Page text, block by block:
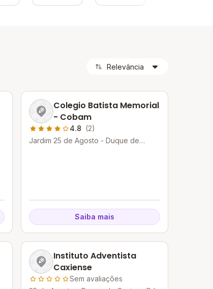
Colegio Batista Memorial
- Cobam
4.8 (2)
Jardim 25 de Agosto - Duque de
Saiba mais
Instituto Adventista
Caxiense
Sem avaliações